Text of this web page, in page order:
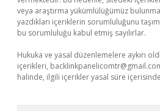
veya araştırma yükümlülüğümüz
yazdıkları içeriklerin sorumluluğunu
bu sorumluluğu kabul etmiş sayılırlar.
Hukuka ve yasal düzenlemelere aykırı
içerikleri,
halinde, ilgili içerikler yasal süre